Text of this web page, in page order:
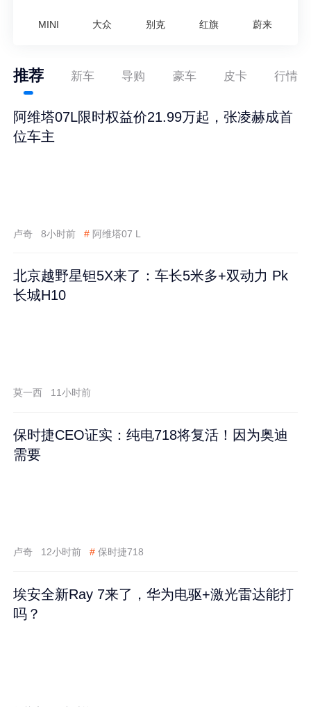
MINI 大众 别克 红旗 蔚来
推荐 新车 导购 豪车 皮卡 行情
阿维塔07L限时权益价21.99万起，张凌赫成首
位车主
卢奇 8小时前 # 阿维塔07 L
北京越野星钽5X来了：车长5米多+双动力 Pk
长城H10
莫一西 11小时前
保时捷CEO证实：纯电718将复活！因为奥迪
需要
卢奇 12小时前 # 保时捷718
埃安全新Ray 7来了，华为电驱+激光雷达能打
吗？